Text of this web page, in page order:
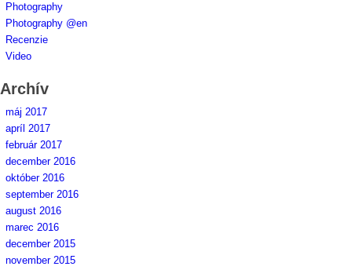
Photography
Photography @en
Recenzie
Video
Archív
máj 2017
apríl 2017
február 2017
december 2016
október 2016
september 2016
august 2016
marec 2016
december 2015
november 2015